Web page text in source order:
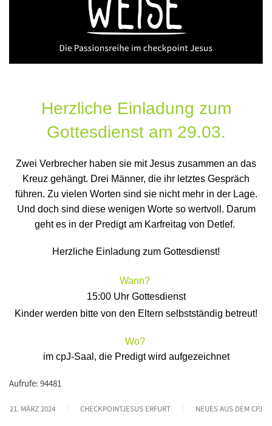
Herzliche Einladung zum
Gottesdienstam 29.03.
Zwei Verbrecher haben sie mit Jesus zusammen an das
Kreuz gehängt. Drei Männer, die ihr letztes Gespräch
führen. Zu vielen Worten sind sie nicht mehr in der Lage.
Und doch sind diese wenigen Worte so wertvoll. Darum
geht es in der Predigt am Karfreitag von Detlef.
Herzliche Einladung zum Gottesdienst!
Wann?
15:00 Uhr Gottesdienst
Kinder werden bitte von den Eltern selbstständig betreut!
Wo?
im cpJ-Saal, die Predigt wird aufgezeichnet
Aufrufe: 94481
21. MÄRZ 2024 CHECKPOINTJESUS ERFURT NEUES AUS DEM CPJ